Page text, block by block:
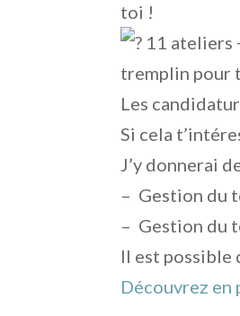
toi !
11 ateliers
tremplin pour
Les
Si cela
J’y donnerai
– Gestion du
– Gestion du
Il est possible
Découvrez en